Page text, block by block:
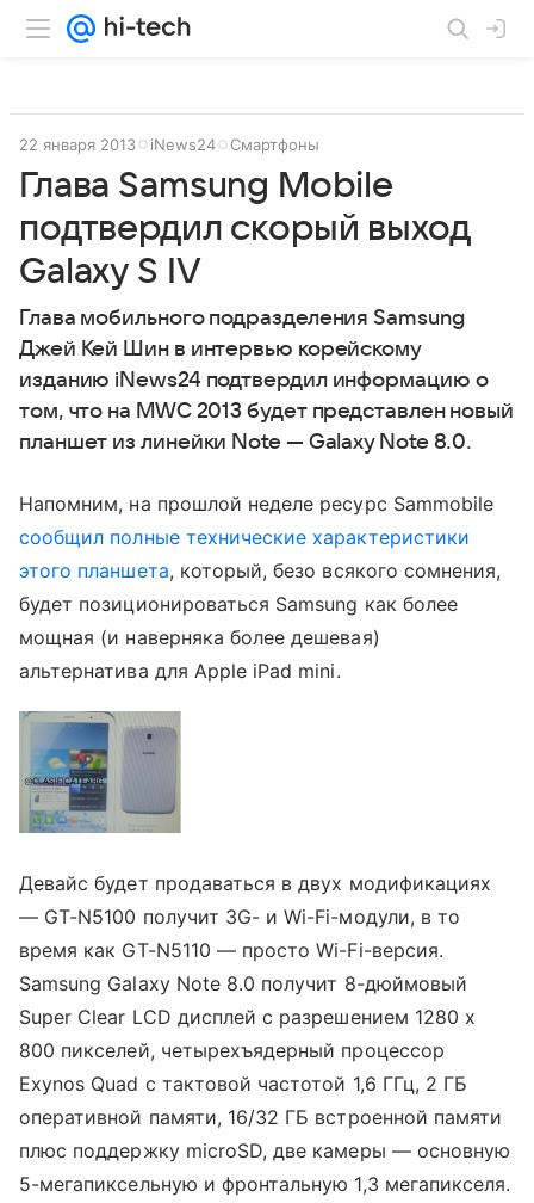
22 января 2013 iNews24 Смартфоны
Глава Samsung Mobile
подтвердил скорый выход
Galaxy S IV
Глава мобильного подразделения Samsung
Джей Кей Шин в интервью корейскому
изданию iNews24 подтвердил информацию о
том, что на MWC 2013 будет представлен новый
планшет из линейки Note — Galaxy Note 8.0.
Напомним, на прошлой неделе ресурс Sammobile
сообщил полные технические характеристики
этого планшета, который, безо всякого сомнения,
будет позиционироваться Samsung как более
мощная (и наверняка более дешевая)
альтернатива для Apple iPad mini.
Девайс будет продаваться в двух модификациях
— GT-N5100 получит 3G- и Wi-Fi-модули, в то
время как GT-N5110 — просто Wi-Fi-версия.
Samsung Galaxy Note 8.0 получит 8-дюймовый
Super Clear LCD дисплей с разрешением 1280 х
800 пикселей, четырехъядерный процессор
Exynos Quad с тактовой частотой 1,6 ГГц, 2 ГБ
оперативной памяти, 16/32 ГБ встроенной памяти
плюс поддержку microSD, две камеры — основную
5-мегапиксельную и фронтальную 1,3 мегапикселя.